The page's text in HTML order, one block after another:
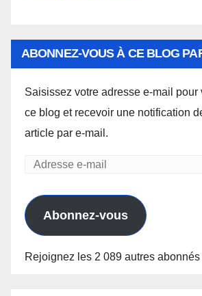
ABONNEZ-VOUS À CE BLOG
Saisissez votre adresse e-mail pour
ce blog et recevoir une notification
article par e-mail.
Adresse
mail
Abonnez-vous
Rejoignez les 2 089 autres abonnés